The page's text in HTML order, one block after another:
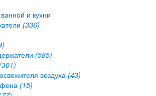
и кухни
(336)
(585)
(301)
воздуха (43)
(15)